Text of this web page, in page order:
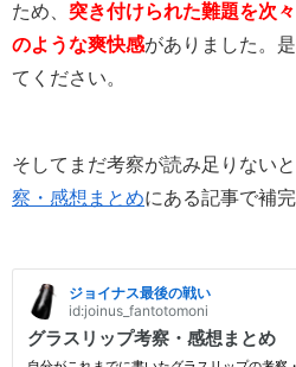
ため、 突き付けられた難題を次
のような爽快感がありました。
てください。
そしてまだ考察が読み足りない
察・感想まとめにある記事で補